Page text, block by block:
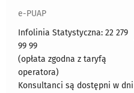
e-PUAP
Infolinia Statystyczna: 22 279
99 99
(opłata zgodna z taryfą
operatora)
Konsultanci są dostępni w dni